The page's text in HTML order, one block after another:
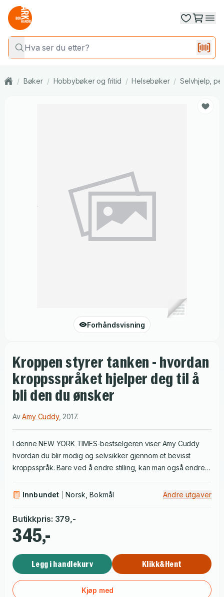
/ Bøker / Hobbybøker og fritid / Helsebøker / Selvhjelp,
Forhåndsvisning
Kroppen styrer tanken - hvordan
kroppsspråket hjelper deg til å
bli den du ønsker
AvAmy Cuddy, 2017.
I denne NEW YORK TIMES-bestselgeren viser Amy Cuddy
hvordan du blir modig og selvsikker gjennom et bevisst
kroppsspråk. Bare ved å endre stilling, kan man også endre
dramatiske historie og presenterer forskningen som ligger
Innbundet Norsk, Bokmål Andre utgaver
Butikkpris: 379,-
345,-
Legg i handlekurv Klikk&Hent
Kjøp med